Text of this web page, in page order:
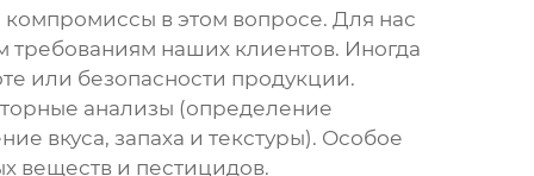
в этом вопросе. Для нас
требованиям наших клиентов. Иногда
или безопасности продукции.
анализы (определение
вкуса, запаха и текстуры). Особое
веществ и пестицидов.